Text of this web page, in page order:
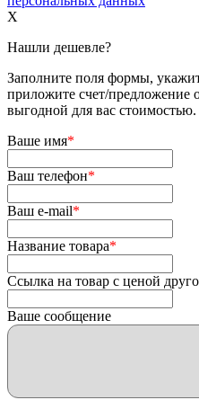
X
Нашли дешевле?
Заполните поля формы,
приложите счет/предложение
выгодной для вас
Ваше имя*
Ваш телефон*
Ваш e-mail*
Название товара*
Ссылка на товар с ценой
Ваше сообщение